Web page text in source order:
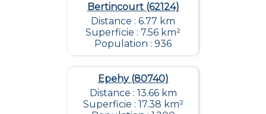
Bertincourt (62124)
Distance : 6.77 km
Superficie : 7.56 km²
Population : 936
Epehy (80740)
Distance : 13.66 km
Superficie : 17.38 km²